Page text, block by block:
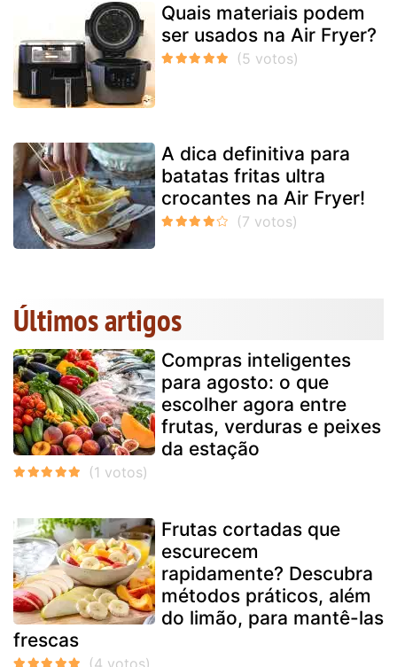
Quais materiais podem
ser usados na Air Fryer?
A dica definitiva para
batatas fritas ultra
crocantes na Air Fryer!
Últimos artigos
Compras inteligentes
para agosto: o que
escolher agora entre
frutas, verduras e peixes
da estação
Frutas cortadas que
escurecem
rapidamente? Descubra
métodos práticos, além
do limão, para mantê-las
frescas